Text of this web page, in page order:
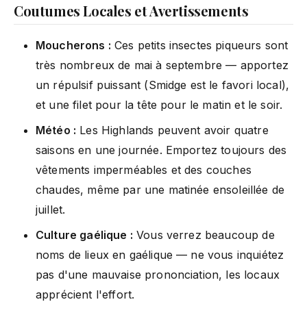
Coutumes Locales et Avertissements
Moucherons : Ces petits insectes piqueurs sont
très nombreux de mai à septembre — apportez
un répulsif puissant (Smidge est le favori local),
et une filet pour la tête pour le matin et le soir.
Météo : Les Highlands peuvent avoir quatre
saisons en une journée. Emportez toujours des
vêtements imperméables et des couches
chaudes, même par une matinée ensoleillée de
juillet.
Culture gaélique : Vous verrez beaucoup de
noms de lieux en gaélique — ne vous inquiétez
pas d'une mauvaise prononciation, les locaux
apprécient l'effort.